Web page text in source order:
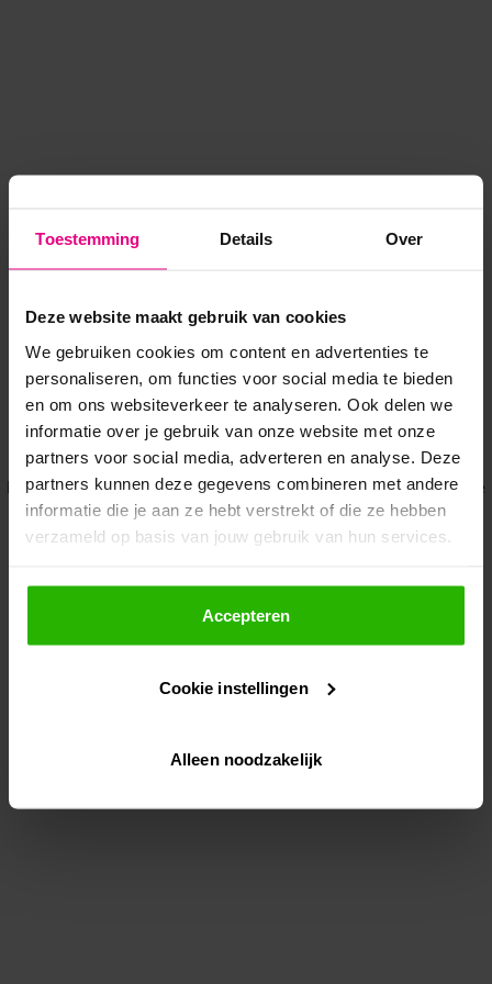
Toestemming Details Over
Deze website maakt gebruik van cookies
We gebruiken cookies om content en advertenties te
personaliseren, om functies voor social media te bieden
en om ons websiteverkeer te analyseren. Ook delen we
informatie over je gebruik van onze website met onze
partners voor social media, adverteren en analyse. Deze
partners kunnen deze gegevens combineren met andere
informatie die je aan ze hebt verstrekt of die ze hebben
verzameld op basis van jouw gebruik van hun services.
Als je op "Accepteer" klikt, dan geef je Voordeeluitjes.nl
toestemming om cookies voor social media en
gepersonaliseerde advertenties te plaatsen.
Lees hier meer over in onsprivacybeleid
Via "Cookie instellingen" kun je ook zelf instellen welke
Accepteren
Cookie instellingen
Alleen noodzakelijk
Application error: a client-side exception has occurred while
loadingwww.voordeeluitjes.nl (see the browser console for more
information).